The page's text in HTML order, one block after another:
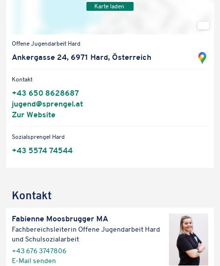
Karte laden
auf
Offene Jugend­ar­beit Hard
Anker­gasse 24, 6971 Hard, Österreich
Kontakt
+43 650 8628687
jugend@​sprengel.​at
Zur Website
Öffnet
in
Sozi­al­spren­gel Hard
+43 5574 74544
Kontakt
Fabi­enne Moos­brug­ger MA
Fach­be­reichs­lei­te­rin Offene Jugend­ar­beit Hard
und Schulsozialarbeit
+43 676 3747806
E‑Mail senden